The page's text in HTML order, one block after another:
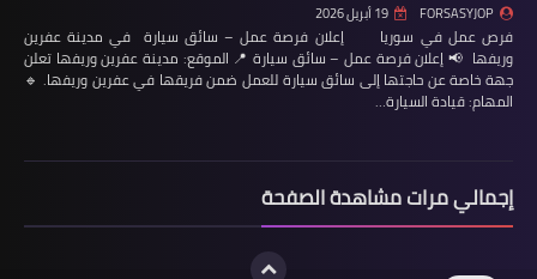
FORSASYJOP 19 أبريل 2026
فرص عمل في سوريا إعلان فرصة عمل – سائق سيارة في مدينة عفرين
وريفها 📢 إعلان فرصة عمل – سائق سيارة 📍 الموقع: مدينة عفرين وريفها تعلن
جهة خاصة عن حاجتها إلى سائق سيارة للعمل ضمن فريقها في عفرين وريفها. 🔹
المهام: قيادة السيارة…
إجمالي مرات مشاهدة الصفحة